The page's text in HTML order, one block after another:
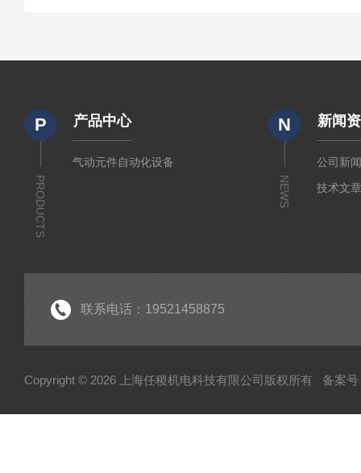
P
PRODUCTS
产品中心
气动元件自动化设备
N
NEWS
新闻
公司新
技术文
联系电话：19521458875
Copyright © 2026 上海任稷机电科技有限公司版权所有 备案号